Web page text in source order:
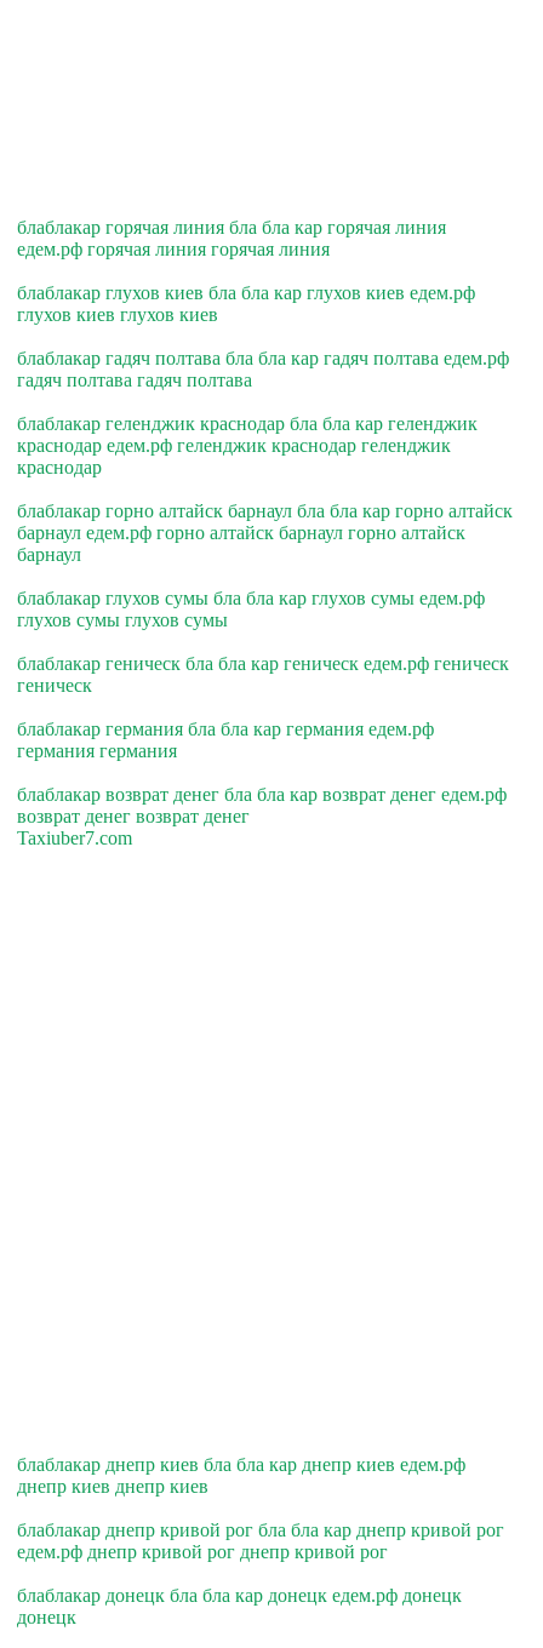
блаблакар горячая линия бла бла кар горячая линия
едем.рф горячая линия горячая линия
блаблакар глухов киев бла бла кар глухов киев едем.рф
глухов киев глухов киев
блаблакар гадяч полтава бла бла кар гадяч полтава едем.рф
гадяч полтава гадяч полтава
блаблакар геленджик краснодар бла бла кар геленджик
краснодар едем.рф геленджик краснодар геленджик
краснодар
блаблакар горно алтайск барнаул бла бла кар горно алтайск
барнаул едем.рф горно алтайск барнаул горно алтайск
барнаул
блаблакар глухов сумы бла бла кар глухов сумы едем.рф
глухов сумы глухов сумы
блаблакар геническ бла бла кар геническ едем.рф геническ
геническ
блаблакар германия бла бла кар германия едем.рф
германия германия
блаблакар возврат денег бла бла кар возврат денег едем.рф
возврат денег возврат денег
Taxiuber7.com
блаблакар днепр киев бла бла кар днепр киев едем.рф
днепр киев днепр киев
блаблакар днепр кривой рог бла бла кар днепр кривой рог
едем.рф днепр кривой рог днепр кривой рог
блаблакар донецк бла бла кар донецк едем.рф донецк
донецк